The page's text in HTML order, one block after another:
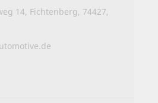
14, Fichtenberg, 74427,